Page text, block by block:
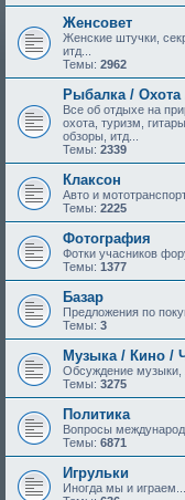
Женсовет
Женские штучки,
итд...
Темы: 2962
Рыбалка /
Все об отдыхе на
охота, туризм,
обзоры, итд...
Темы: 2339
Клаксон
Авто и
Темы: 2225
Фотография
Фотки учасников
Темы: 1377
Базар
Предложения по
Темы: 3
Музыка / Кино /
Обсуждение музыки,
Темы: 3275
Политика
Вопросы
Темы: 6871
Игрульки
Иногда мы и играем...